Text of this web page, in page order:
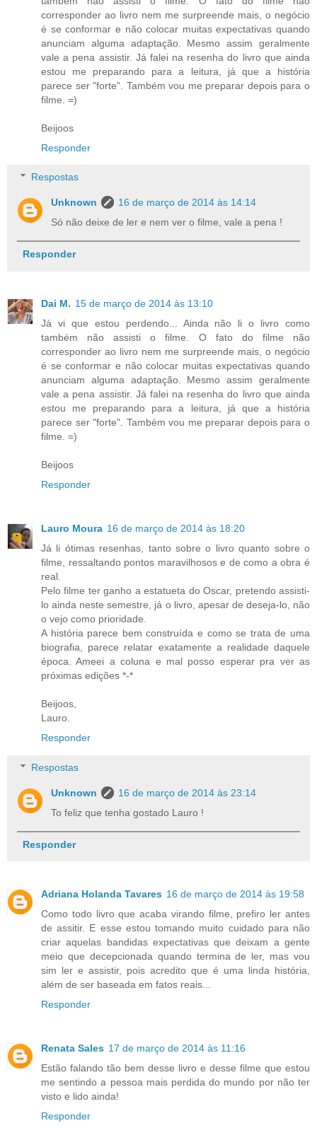
corresponder ao livro nem me surpreende mais, o negócio
é se conformar e não colocar muitas expectativas quando
anunciam alguma adaptação. Mesmo assim geralmente
vale a pena assistir. Já falei na resenha do livro que ainda
estou me preparando para a leitura, já que a história
parece ser "forte". Também vou me preparar depois para o
filme. =)
Beijoos
Responder
Respostas
Unknown
16 de março de 2014 às 14:14
Só não deixe de ler e nem ver o filme, vale a pena !
Responder
Dai M. 15 de março de 2014 às 13:10
Já vi que estou perdendo... Ainda não li o livro como
também não assisti o filme. O fato do filme não
corresponder ao livro nem me surpreende mais, o negócio
é se conformar e não colocar muitas expectativas quando
anunciam alguma adaptação. Mesmo assim geralmente
vale a pena assistir. Já falei na resenha do livro que ainda
estou me preparando para a leitura, já que a história
parece ser "forte". Também vou me preparar depois para o
filme. =)
Beijoos
Responder
Lauro Moura 16 de março de 2014 às 18:20
Já li ótimas resenhas, tanto sobre o livro quanto sobre o
filme, ressaltando pontos maravilhosos e de como a obra é
real.
Pelo filme ter ganho a estatueta do Oscar, pretendo assisti-
lo ainda neste semestre, já o livro, apesar de deseja-lo, não
o vejo como prioridade.
A história parece bem construída e como se trata de uma
biografia, parece relatar exatamente a realidade daquele
época. Ameei a coluna e mal posso esperar pra ver as
próximas edições *-*
Beijoos,
Lauro.
Responder
Respostas
Unknown
16 de março de 2014 às 23:14
To feliz que tenha gostado Lauro !
Responder
Adriana Holanda Tavares 16 de março de 2014 às 19:58
Como todo livro que acaba virando filme, prefiro ler antes
de assitir. E esse estou tomando muito cuidado para não
criar aquelas bandidas expectativas que deixam a gente
meio que decepcionada quando termina de ler, mas vou
sim ler e assistir, pois acredito que é uma linda história,
além de ser baseada em fatos reais...
Responder
Renata Sales 17 de março de 2014 às 11:16
Estão falando tão bem desse livro e desse filme que estou
me sentindo a pessoa mais perdida do mundo por não ter
visto e lido ainda!
Responder